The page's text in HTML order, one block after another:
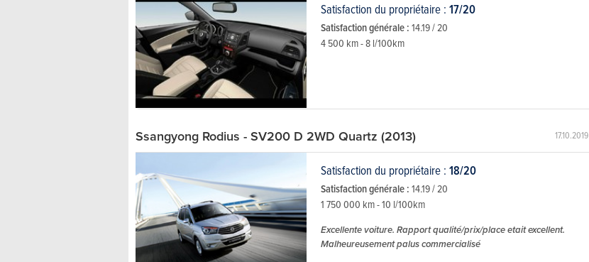
Satisfaction du propriétaire : 17/20
Satisfaction générale :14.19 / 20
4 500 km - 8 l/100km
17.10.2019
Ssangyong Rodius - SV200 D 2WD Quartz (2013)
Satisfaction du propriétaire : 18/20
Satisfaction générale :14.19 / 20
1 750 000 km - 10 l/100km
Excellente voiture. Rapport qualité/prix/place etait excellent.
Malheureusement palus commercialisé